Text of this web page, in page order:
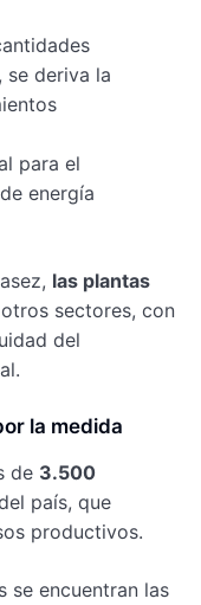
se deriva la
para el
energía
las plantas
sectores, con
del
la medida
de 3.500
país, que
productivos.
se encuentran las